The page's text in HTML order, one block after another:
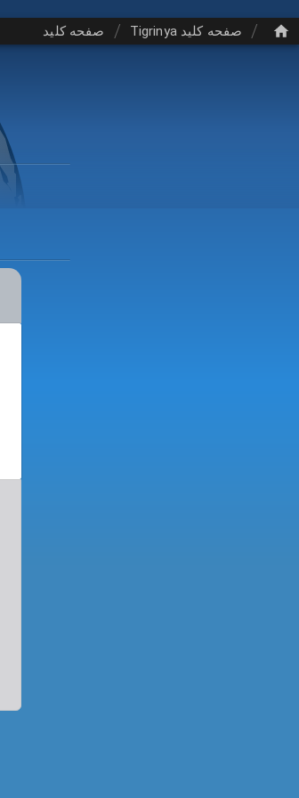
/ صفحه کلید Tigrinya / صفحه کلید